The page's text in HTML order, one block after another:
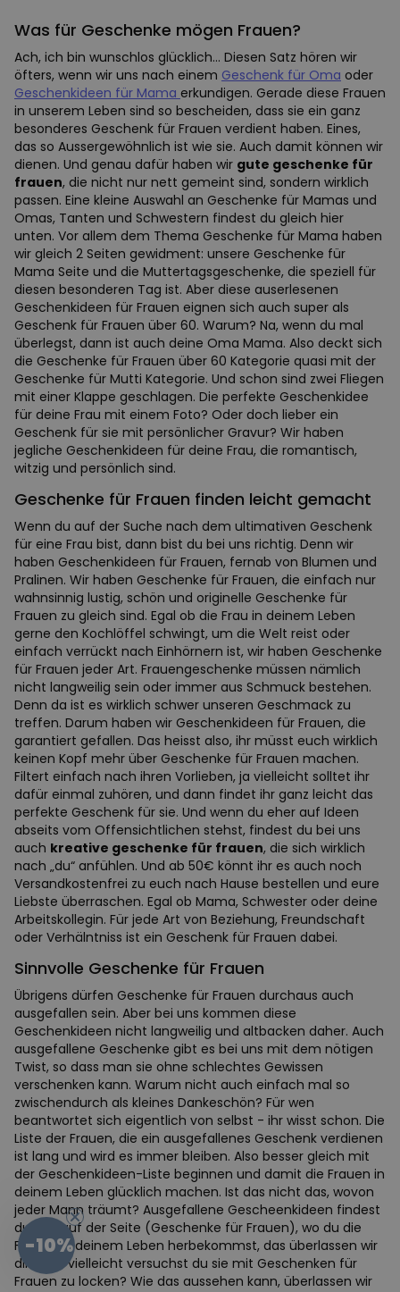
Was für Geschenke mögen Frauen?
Ach, ich bin wunschlos glücklich… Diesen Satz hören wir
öfters, wenn wir uns nach einem Geschenk für Oma oder
Geschenkideen für Mama erkundigen. Gerade diese Frauen
in unserem Leben sind so bescheiden, dass sie ein ganz
besonderes Geschenk für Frauen verdient haben. Eines,
das so Aussergewöhnlich ist wie sie. Auch damit können wir
dienen. Und genau dafür haben wir gute geschenke für
frauen, die nicht nur nett gemeint sind, sondern wirklich
passen. Eine kleine Auswahl an Geschenke für Mamas und
Omas, Tanten und Schwestern findest du gleich hier
unten. Vor allem dem Thema Geschenke für Mama haben
wir gleich 2 Seiten gewidment: unsere Geschenke für
Mama Seite und die Muttertagsgeschenke, die speziell für
diesen besonderen Tag ist. Aber diese auserlesenen
Geschenkideen für Frauen eignen sich auch super als
Geschenk für Frauen über 60. Warum? Na, wenn du mal
überlegst, dann ist auch deine Oma Mama. Also deckt sich
die Geschenke für Frauen über 60 Kategorie quasi mit der
Geschenke für Mutti Kategorie. Und schon sind zwei Fliegen
mit einer Klappe geschlagen. Die perfekte Geschenkidee
für deine Frau mit einem Foto? Oder doch lieber ein
Geschenk für sie mit persönlicher Gravur? Wir haben
jegliche Geschenkideen für deine Frau, die romantisch,
witzig und persönlich sind.
Geschenke für Frauen finden leicht gemacht
Wenn du auf der Suche nach dem ultimativen Geschenk
für eine Frau bist, dann bist du bei uns richtig. Denn wir
haben Geschenkideen für Frauen, fernab von Blumen und
Pralinen. Wir haben Geschenke für Frauen, die einfach nur
wahnsinnig lustig, schön und originelle Geschenke für
Frauen zu gleich sind. Egal ob die Frau in deinem Leben
gerne den Kochlöffel schwingt, um die Welt reist oder
einfach verrückt nach Einhörnern ist, wir haben Geschenke
für Frauen jeder Art. Frauengeschenke müssen nämlich
nicht langweilig sein oder immer aus Schmuck bestehen.
Denn da ist es wirklich schwer unseren Geschmack zu
treffen. Darum haben wir Geschenkideen für Frauen, die
garantiert gefallen. Das heisst also, ihr müsst euch wirklich
keinen Kopf mehr über Geschenke für Frauen machen.
Filtert einfach nach ihren Vorlieben, ja vielleicht solltet ihr
dafür einmal zuhören, und dann findet ihr ganz leicht das
perfekte Geschenk für sie. Und wenn du eher auf Ideen
abseits vom Offensichtlichen stehst, findest du bei uns
auch kreative geschenke für frauen, die sich wirklich
nach „du“ anfühlen. Und ab 50€ könnt ihr es auch noch
Versandkostenfrei zu euch nach Hause bestellen und eure
Liebste überraschen. Egal ob Mama, Schwester oder deine
Arbeitskollegin. Für jede Art von Beziehung, Freundschaft
oder Verhälntniss ist ein Geschenk für Frauen dabei.
Sinnvolle Geschenke für Frauen
Übrigens dürfen Geschenke für Frauen durchaus auch
ausgefallen sein. Aber bei uns kommen diese
Geschenkideen nicht langweilig und altbacken daher. Auch
ausgefallene Geschenke gibt es bei uns mit dem nötigen
Twist, so dass man sie ohne schlechtes Gewissen
verschenken kann. Warum nicht auch einfach mal so
zwischendurch als kleines Dankeschön? Für wen
beantwortet sich eigentlich von selbst - ihr wisst schon. Die
Liste der Frauen, die ein ausgefallenes Geschenk verdienen
ist lang und wird es immer bleiben. Also besser gleich mit
der Geschenkideen-Liste beginnen und damit die Frauen in
deinem Leben glücklich machen. Ist das nicht das, wovon
jeder Mann träumt? Ausgefallene Gescheenkideen findest
du hier auf der Seite (Geschenke für Frauen), wo du die
Frauen in deinem Leben herbekommst, das überlassen wir
dir. Aber vielleicht versuchst du sie mit Geschenken für
Frauen zu locken? Wie das aussehen kann, überlassen wir
-10%